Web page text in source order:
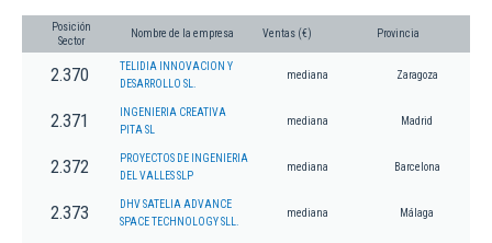
Posición
Sector
Nombre de la empresa Ventas (€) Provincia
2.370
TELIDIA INNOVACION Y
DESARROLLO SL.
mediana Zaragoza
2.371
INGENIERIA CREATIVA
PITA SL
mediana Madrid
2.372
PROYECTOS DE INGENIERIA
DEL VALLES SLP
mediana Barcelona
2.373
DHV SATELIA ADVANCE
SPACE TECHNOLOGY SLL.
mediana Málaga